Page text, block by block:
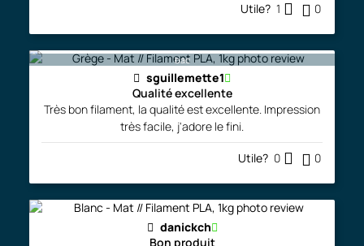
Utile? 1 0
bac
sguillemette1
Qualité excellente
Très bon filament, la qualité est excellente. Impression
très facile, j'adore le fini.
Utile? 0 0
danickch
Bon produit